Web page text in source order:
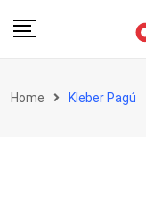
Home Kleber Pagú